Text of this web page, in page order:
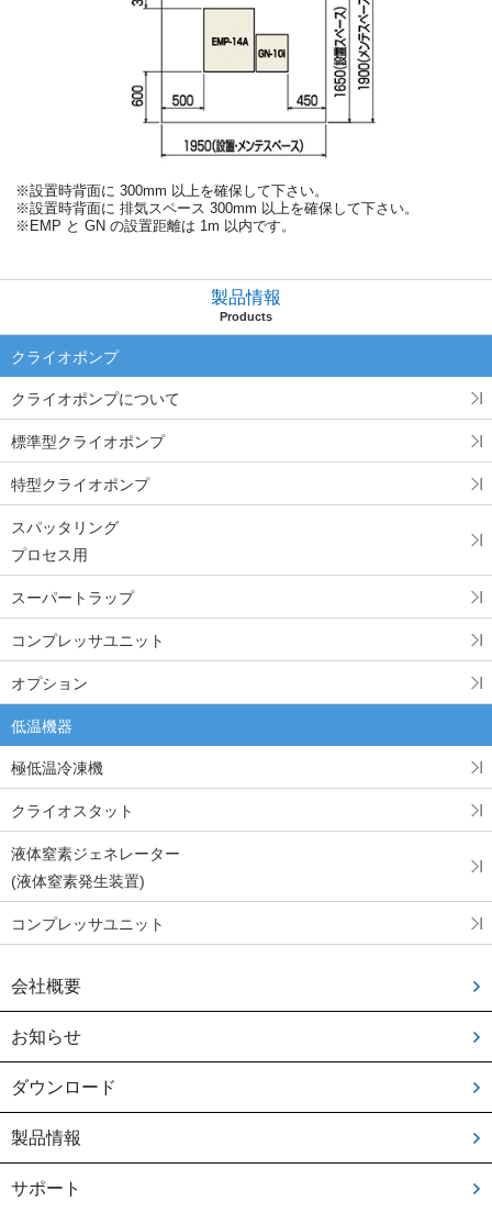
製品情報
Products
クライオポンプ
クライオポンプについて
標準型クライオポンプ
特型クライオポンプ
スパッタリング
プロセス用
スーパートラップ
コンプレッサユニット
オプション
低温機器
極低温冷凍機
クライオスタット
液体窒素ジェネレーター
(液体窒素発生装置)
コンプレッサユニット
※設置時背面に 300mm 以上を確保して下さい。
※設置時背面に 排気スペース 300mm 以上を確保して下さい。
※EMP と GN の設置距離は 1m 以内です。
会社概要
お知らせ
ダウンロード
製品情報
サポート